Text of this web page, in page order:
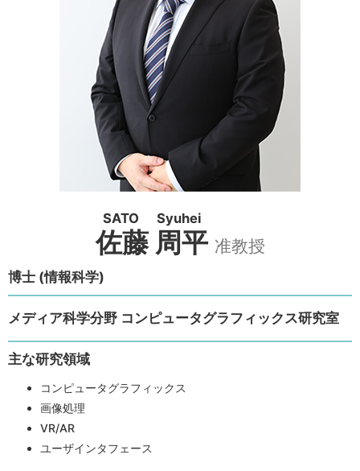
佐藤 周平
SATO Syuhei
准教授
博士 (情報科学)
メディア科学分野 コンピュータグラフィックス研究室
主な研究領域
コンピュータグラフィックス
画像処理
VR/AR
ユーザインタフェース